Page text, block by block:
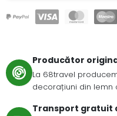
Producător
La 68travel
decorațiuni din lemn
Transport gratuit